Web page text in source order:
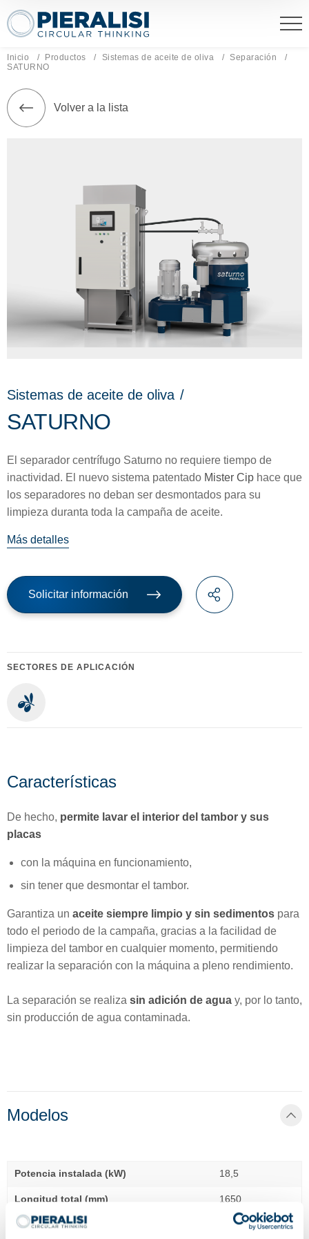
Pieralisi Maip Spa
Inicio Productos Sistemas de aceite de oliva
Separación
Página actual:
SATURNO
Volver a la lista
Sistemas de aceite de oliva /
SATURNO
El separador centrífugo Saturno no requiere tiempo de
inactividad. El nuevo sistema patentado Mister Cip hace que
los separadores no deban ser desmontados para su
limpieza duranta toda la campaña de aceite.
Más detalles
Solicitar información
SECTORES DE APLICACIÓN
Características
De hecho, permite lavar el interior del tambor y sus
placas
con la máquina en funcionamiento,
sin tener que desmontar el tambor.
Garantiza un aceite siempre limpio y sin sedimentos para
todo el periodo de la campaña, gracias a la facilidad de
limpieza del tambor en cualquier momento, permitiendo
realizar la separación con la máquina a pleno rendimiento.
La separación se realiza sin adición de agua y, por lo tanto,
sin producción de agua contaminada.
Modelos
Potencia instalada (kW) 18,5
Longitud total (mm) 1650
Anchura total (mm) 1690